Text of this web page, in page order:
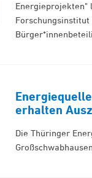
Energieprojekten"
erhalten
Die Thüringer